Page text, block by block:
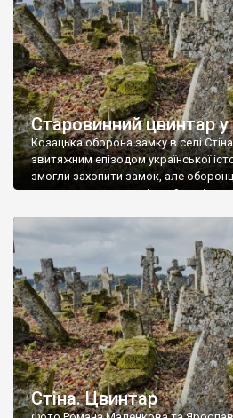
Старовинний цвинтар у
Козацька оборона замку в селі
звитяжним епізодом української
змогли захопити замок, але
поховали на цвинтарі, який тоді
ньому чимало хрестів 19 століття, є
Стіна. Цвинтар